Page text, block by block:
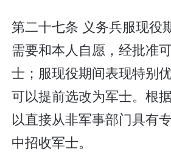
第二十七条 义务兵服现役
需要和本人自愿，经批准
士；服现役期间表现特别
可以提前选改为军士。根
以直接从非军事部门具有
中招收军士。